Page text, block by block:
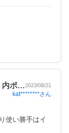
内ポ…2023/08/21
kat********さん
使い勝手はイ